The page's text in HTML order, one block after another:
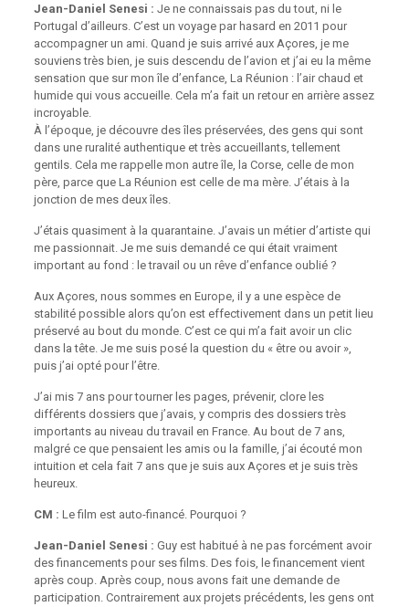
Jean-Daniel Senesi : Je ne connaissais pas du tout, ni le
Portugal d’ailleurs. C’est un voyage par hasard en 2011 pour
accompagner un ami. Quand je suis arrivé aux Açores, je me
souviens très bien, je suis descendu de l’avion et j’ai eu la même
sensation que sur mon île d’enfance, La Réunion : l’air chaud et
humide qui vous accueille. Cela m’a fait un retour en arrière assez
incroyable.
À l’époque, je découvre des îles préservées, des gens qui sont
dans une ruralité authentique et très accueillants, tellement
gentils. Cela me rappelle mon autre île, la Corse, celle de mon
père, parce que La Réunion est celle de ma mère. J’étais à la
jonction de mes deux îles.
J’étais quasiment à la quarantaine. J’avais un métier d’artiste qui
me passionnait. Je me suis demandé ce qui était vraiment
important au fond : le travail ou un rêve d’enfance oublié ?
Aux Açores, nous sommes en Europe, il y a une espèce de
stabilité possible alors qu’on est effectivement dans un petit lieu
préservé au bout du monde. C’est ce qui m’a fait avoir un clic
dans la tête. Je me suis posé la question du « être ou avoir »,
puis j’ai opté pour l’être.
J’ai mis 7 ans pour tourner les pages, prévenir, clore les
différents dossiers que j’avais, y compris des dossiers très
importants au niveau du travail en France. Au bout de 7 ans,
malgré ce que pensaient les amis ou la famille, j’ai écouté mon
intuition et cela fait 7 ans que je suis aux Açores et je suis très
heureux.
CM : Le film est auto-financé. Pourquoi ?
Jean-Daniel Senesi : Guy est habitué à ne pas forcément avoir
des financements pour ses films. Des fois, le financement vient
après coup. Après coup, nous avons fait une demande de
participation. Contrairement aux projets précédents, les gens ont